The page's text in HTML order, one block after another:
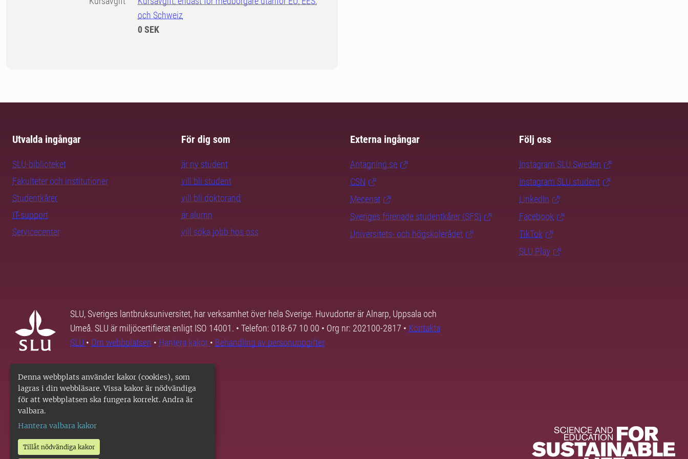
Denna webbplats använder kakor (cookies), som
lagras i din webbläsare. Vissa kakor är nödvändiga
för att webbplatsen ska fungera korrekt. Andra är
valbara.
Hantera valbara kakor
Tillåt nödvändiga kakor
och Schweiz
0 SEK
Utvalda ingångar
SLU-biblioteket
Fakulteter och institutioner
Studentkårer
IT-support
Servicecenter
För dig som
är ny student
vill bli student
vill bli doktorand
är alumn
vill söka jobb hos oss
Externa ingångar
Antagning.se
CSN
Mecenat
Sveriges förenade studentkårer (SFS)
Universitets- och högskolerådet
Följ oss
Instagram SLU.Sweden
Instagram SLU.student
LinkedIn
Facebook
TikTok
SLU Play
SLU, Sveriges lantbruksuniversitet, har verksamhet över hela Sverige. Huvudorter är Alnarp, Uppsala och
Umeå. SLU är miljöcertifierat enligt ISO 14001. • Telefon: 018-67 10 00 • Org nr: 202100-2817 • Kontakta
SLU • Om webbplatsen • Hantera kakor • Behandling av personuppgifter